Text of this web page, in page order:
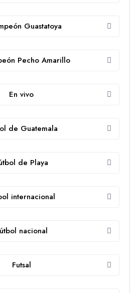
Guastatoya
Pecho Amarillo
En vivo
de Guatemala
de Playa
internacional
nacional
Futsal